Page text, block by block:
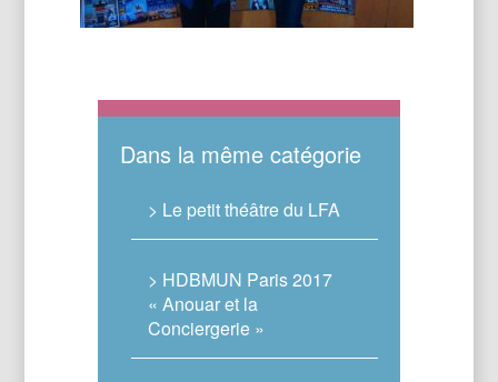
Dans la même catégorie
> Le petit théâtre du LFA
> HDBMUN Paris 2017
« Anouar et la
Conciergerie »